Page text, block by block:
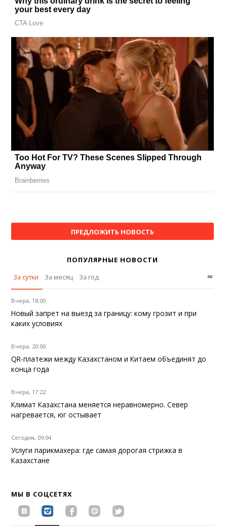
ПРЕДЛОЖИТЬ НОВОСТЬ
ПОПУЛЯРНЫЕ НОВОСТИ
За сутки
За месяц За год ∞
Вчера, 18:00
Новый запрет на выезд за границу: кому грозит и при
каких условиях
Вчера, 20:00
QR-платежи между Казахстаном и Китаем объединят до
конца года
Вчера, 17:22
Климат Казахстана меняется неравномерно. Север
нагревается, юг остывает
Сегодня, 09:04
Услуги парикмахера: где самая дорогая стрижка в
Казахстане
МЫ В СОЦСЕТЯХ